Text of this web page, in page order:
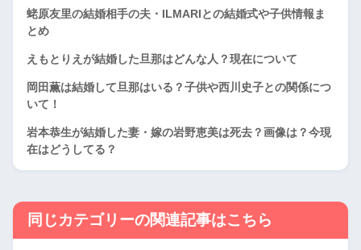
蛯原友里の結婚相手の夫・ILMARIとの結婚式や子供情報ま
とめ
えもとりえが結婚した旦那はどんな人？現在について
岡田薫は結婚して旦那はいる？子供や西川史子との関係につ
いて！
岩本恭生が結婚した妻・嫁の岩野恵美は死去？画像は？今現
在はどうしてる？
同じカテゴリーの関連記事はこちら